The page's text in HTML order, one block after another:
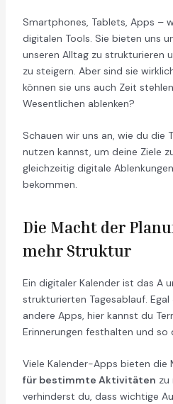
Smartphones, Tablets, Apps –
digitalen Tools. Sie bieten uns
unseren Alltag zu strukturieren
zu steigern. Aber sind sie
können sie uns auch Zeit
Wesentlichen ablenken?
Schauen wir uns an, wie du die
nutzen kannst, um deine Ziele
gleichzeitig digitale
bekommen.
Die Macht der
mehr Struktur
Ein digitaler Kalender ist das A
strukturierten Tagesablauf. Egal
andere Apps, hier kannst du
Erinnerungen festhalten und so
Viele Kalender-Apps bieten die
für bestimmte Aktivitäten zu
verhinderst du, dass wichtige